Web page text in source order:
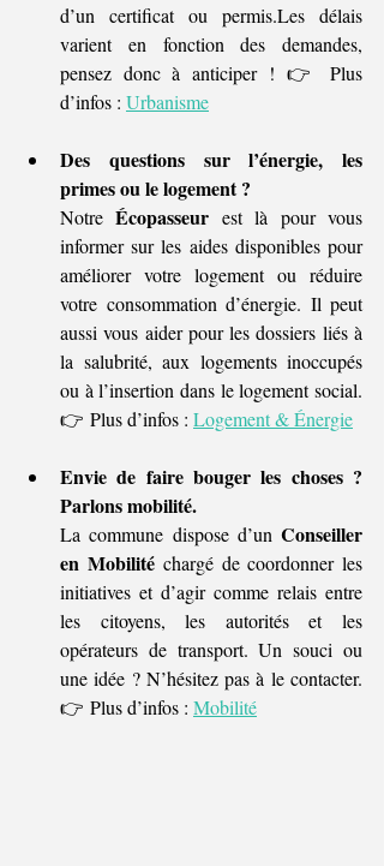
d’un certificat ou permis.Les délais
varient en fonction des demandes,
pensez donc à anticiper ! 👉 Plus
d’infos : Urbanisme
Des questions sur l’énergie, les
primes ou le logement ?
Notre Écopasseur est là pour vous
informer sur les aides disponibles pour
améliorer votre logement ou réduire
votre consommation d’énergie. Il peut
aussi vous aider pour les dossiers liés à
la salubrité, aux logements inoccupés
ou à l’insertion dans le logement social.
👉 Plus d’infos : Logement & Énergie
Envie de faire bouger les choses ?
Parlons mobilité.
La commune dispose d’un Conseiller
en Mobilité chargé de coordonner les
initiatives et d’agir comme relais entre
les citoyens, les autorités et les
opérateurs de transport. Un souci ou
une idée ? N’hésitez pas à le contacter.
👉 Plus d’infos : Mobilité